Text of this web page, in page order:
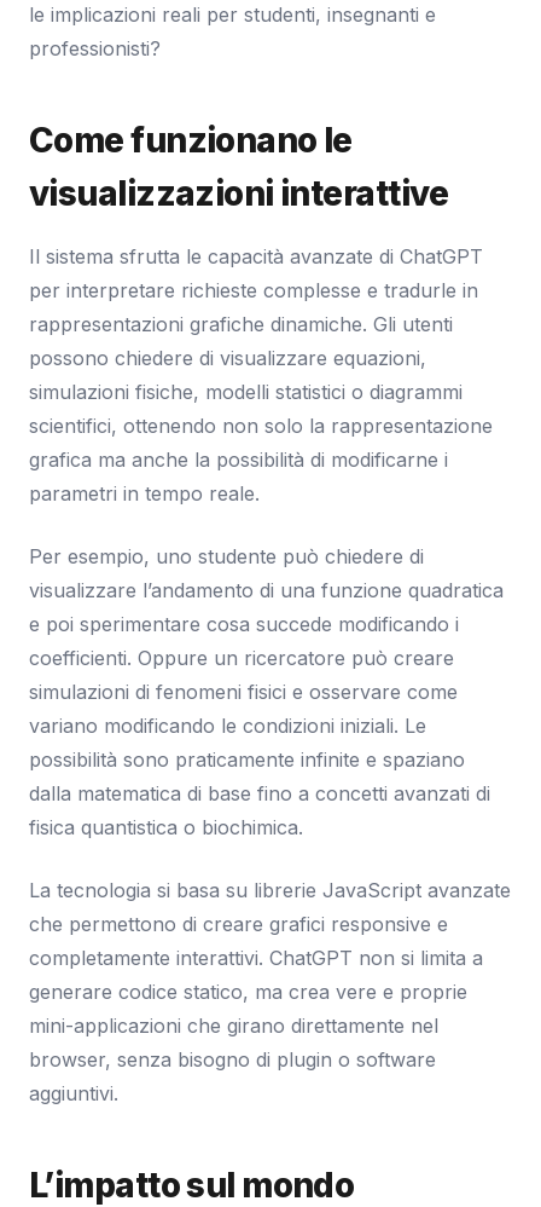
le implicazioni reali per studenti, insegnanti e
professionisti?
Come funzionano le
visualizzazioni interattive
Il sistema sfrutta le capacità avanzate di ChatGPT
per interpretare richieste complesse e tradurle in
rappresentazioni grafiche dinamiche. Gli utenti
possono chiedere di visualizzare equazioni,
simulazioni fisiche, modelli statistici o diagrammi
scientifici, ottenendo non solo la rappresentazione
grafica ma anche la possibilità di modificarne i
parametri in tempo reale.
Per esempio, uno studente può chiedere di
visualizzare l’andamento di una funzione quadratica
e poi sperimentare cosa succede modificando i
coefficienti. Oppure un ricercatore può creare
simulazioni di fenomeni fisici e osservare come
variano modificando le condizioni iniziali. Le
possibilità sono praticamente infinite e spaziano
dalla matematica di base fino a concetti avanzati di
fisica quantistica o biochimica.
La tecnologia si basa su librerie JavaScript avanzate
che permettono di creare grafici responsive e
completamente interattivi. ChatGPT non si limita a
generare codice statico, ma crea vere e proprie
mini-applicazioni che girano direttamente nel
browser, senza bisogno di plugin o software
aggiuntivi.
L’impatto sul mondo